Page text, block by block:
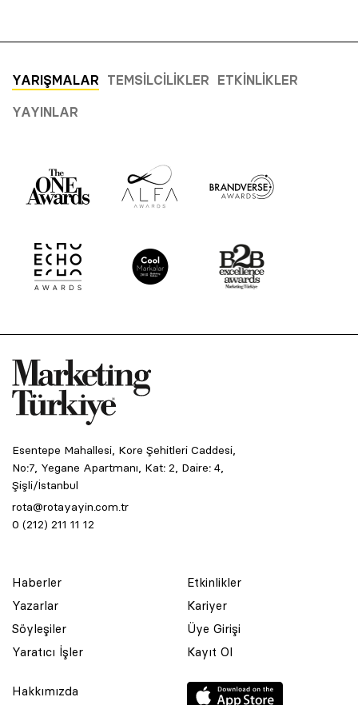
YARIŞMALAR TEMSILCILIKLER ETKINLIKLER
YAYINLAR
Esentepe Mahallesi, Kore Şehitleri Caddesi,
No:7, Yegane Apartmanı, Kat: 2, Daire: 4,
Şişli/İstanbul
rota@rotayayin.com.tr
0 (212) 211 11 12
Haberler
Yazarlar
Söyleşiler
Yaratıcı İşler
Etkinlikler
Kariyer
Üye Girişi
Kayıt Ol
Hakkımızda